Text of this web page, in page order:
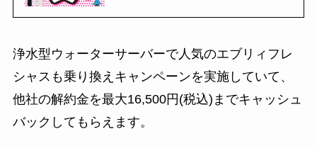
浄水型ウォーターサーバーで人気のエブリィフレ
シャスも乗り換えキャンペーンを実施していて、
他社の解約金を最大16,500円(税込)までキャッシュ
バックしてもらえます。